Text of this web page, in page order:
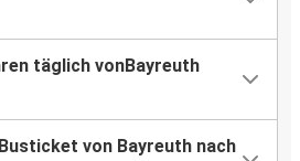
täglich vonBayreuth
von Bayreuth nach